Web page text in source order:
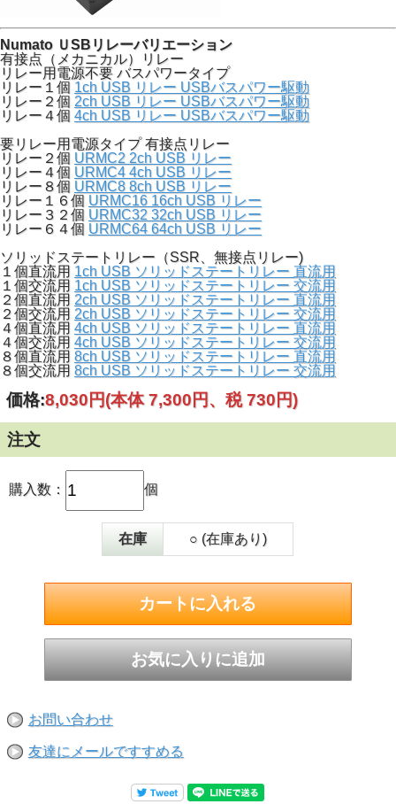
Numato ＵSBリレーバリエーション
有接点（メカニカル）リレー
リレー用電源不要 バスパワータイプ
リレー１個 1ch USB リレー USBバスパワー駆動
リレー２個 2ch USB リレー USBバスパワー駆動
リレー４個 4ch USB リレー USBバスパワー駆動
要リレー用電源タイプ 有接点リレー
リレー２個 URMC2 2ch USB リレー
リレー４個 URMC4 4ch USB リレー
リレー８個 URMC8 8ch USB リレー
リレー１６個 URMC16 16ch USB リレー
リレー３２個 URMC32 32ch USB リレー
リレー６４個 URMC64 64ch USB リレー
ソリッドステートリレー（SSR、無接点リレー)
１個直流用 1ch USB ソリッドステートリレー 直流用
１個交流用 1ch USB ソリッドステートリレー 交流用
２個直流用 2ch USB ソリッドステートリレー 直流用
２個交流用 2ch USB ソリッドステートリレー 交流用
４個直流用 4ch USB ソリッドステートリレー 直流用
４個交流用 4ch USB ソリッドステートリレー 交流用
８個直流用 8ch USB ソリッドステートリレー 直流用
８個交流用 8ch USB ソリッドステートリレー 交流用
価格:8,030円(本体 7,300円、税 730円)
注文
購入数： 個
在庫 ○ (在庫あり)
お問い合わせ
友達にメールですすめる